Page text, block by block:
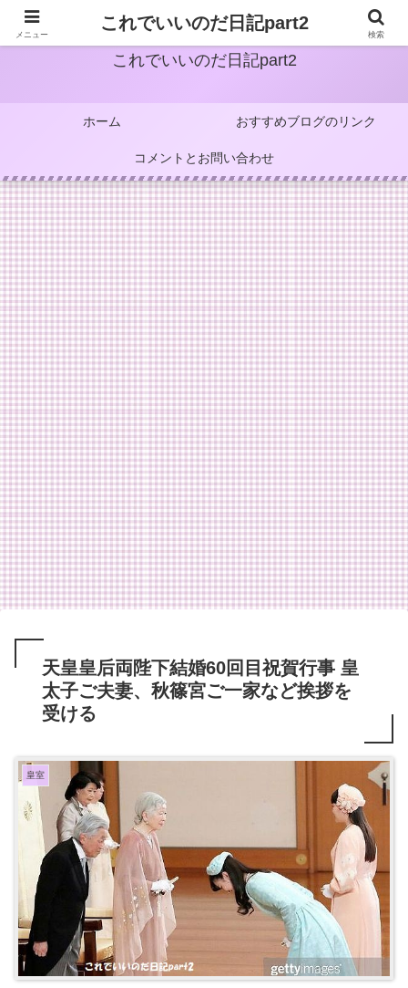
これでいいのだ日記part2
ホーム おすすめブログのリンク
コメントとお問い合わせ
天皇皇后両陛下結婚60回目祝賀行事 皇
太子ご夫妻、秋篠宮ご一家など挨拶を
受ける
皇室
メニュー
これでいいのだ日記part2
検索